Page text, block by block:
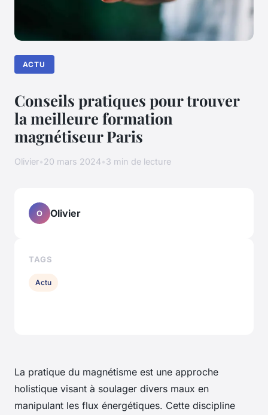
ACTU
Conseils pratiques pour trouver
la meilleure formation
magnétiseur Paris
Olivier•20 mars 2024•3 min de lecture
La pratique du magnétisme est une approche
holistique visant à soulager divers maux en
manipulant les flux énergétiques. Cette discipline
O Olivier
TAGS
Actu